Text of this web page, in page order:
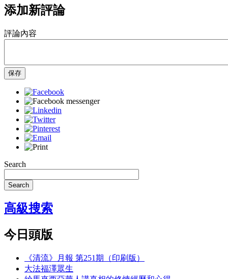
添加新評論
評論內容
保存
Search
Search
高級搜索
今日頭版
《清流》月報 第251期（印刷版）
大法福澤眾生